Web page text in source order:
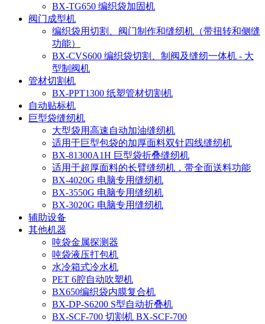
BX-TG650 编织袋加固机
阀门成型机
编织袋用切割、阀门制作和缝纫机（带扭转和侧缝
功能）
BX-CVS600 编织袋切割、制阀及缝纫一体机 - 大
型制阀机
管材切割机
BX-PPT1300 纸塑管材切割机
自动贴标机
巨型袋缝纫机
大型袋用高速自动加油缝纫机
适用于巨型包袋的加厚面料双针四线缝纫机
BX-81300A1H 巨型袋折叠缝纫机
适用于超厚面料的长臂缝纫机，带全面送料功能
BX-4020G 电脑专用缝纫机
BX-3550G 电脑专用缝纫机
BX-3020G 电脑专用缝纫机
辅助设备
其他机器
吨袋金属探测器
吨袋液压打包机
水冷箱式冷水机
PET 6腔自动吹塑机
BX650编织袋内膜复合机
BX-DP-S6200 S型自动折叠机
BX-SCF-700 切割机 BX-SCF-700